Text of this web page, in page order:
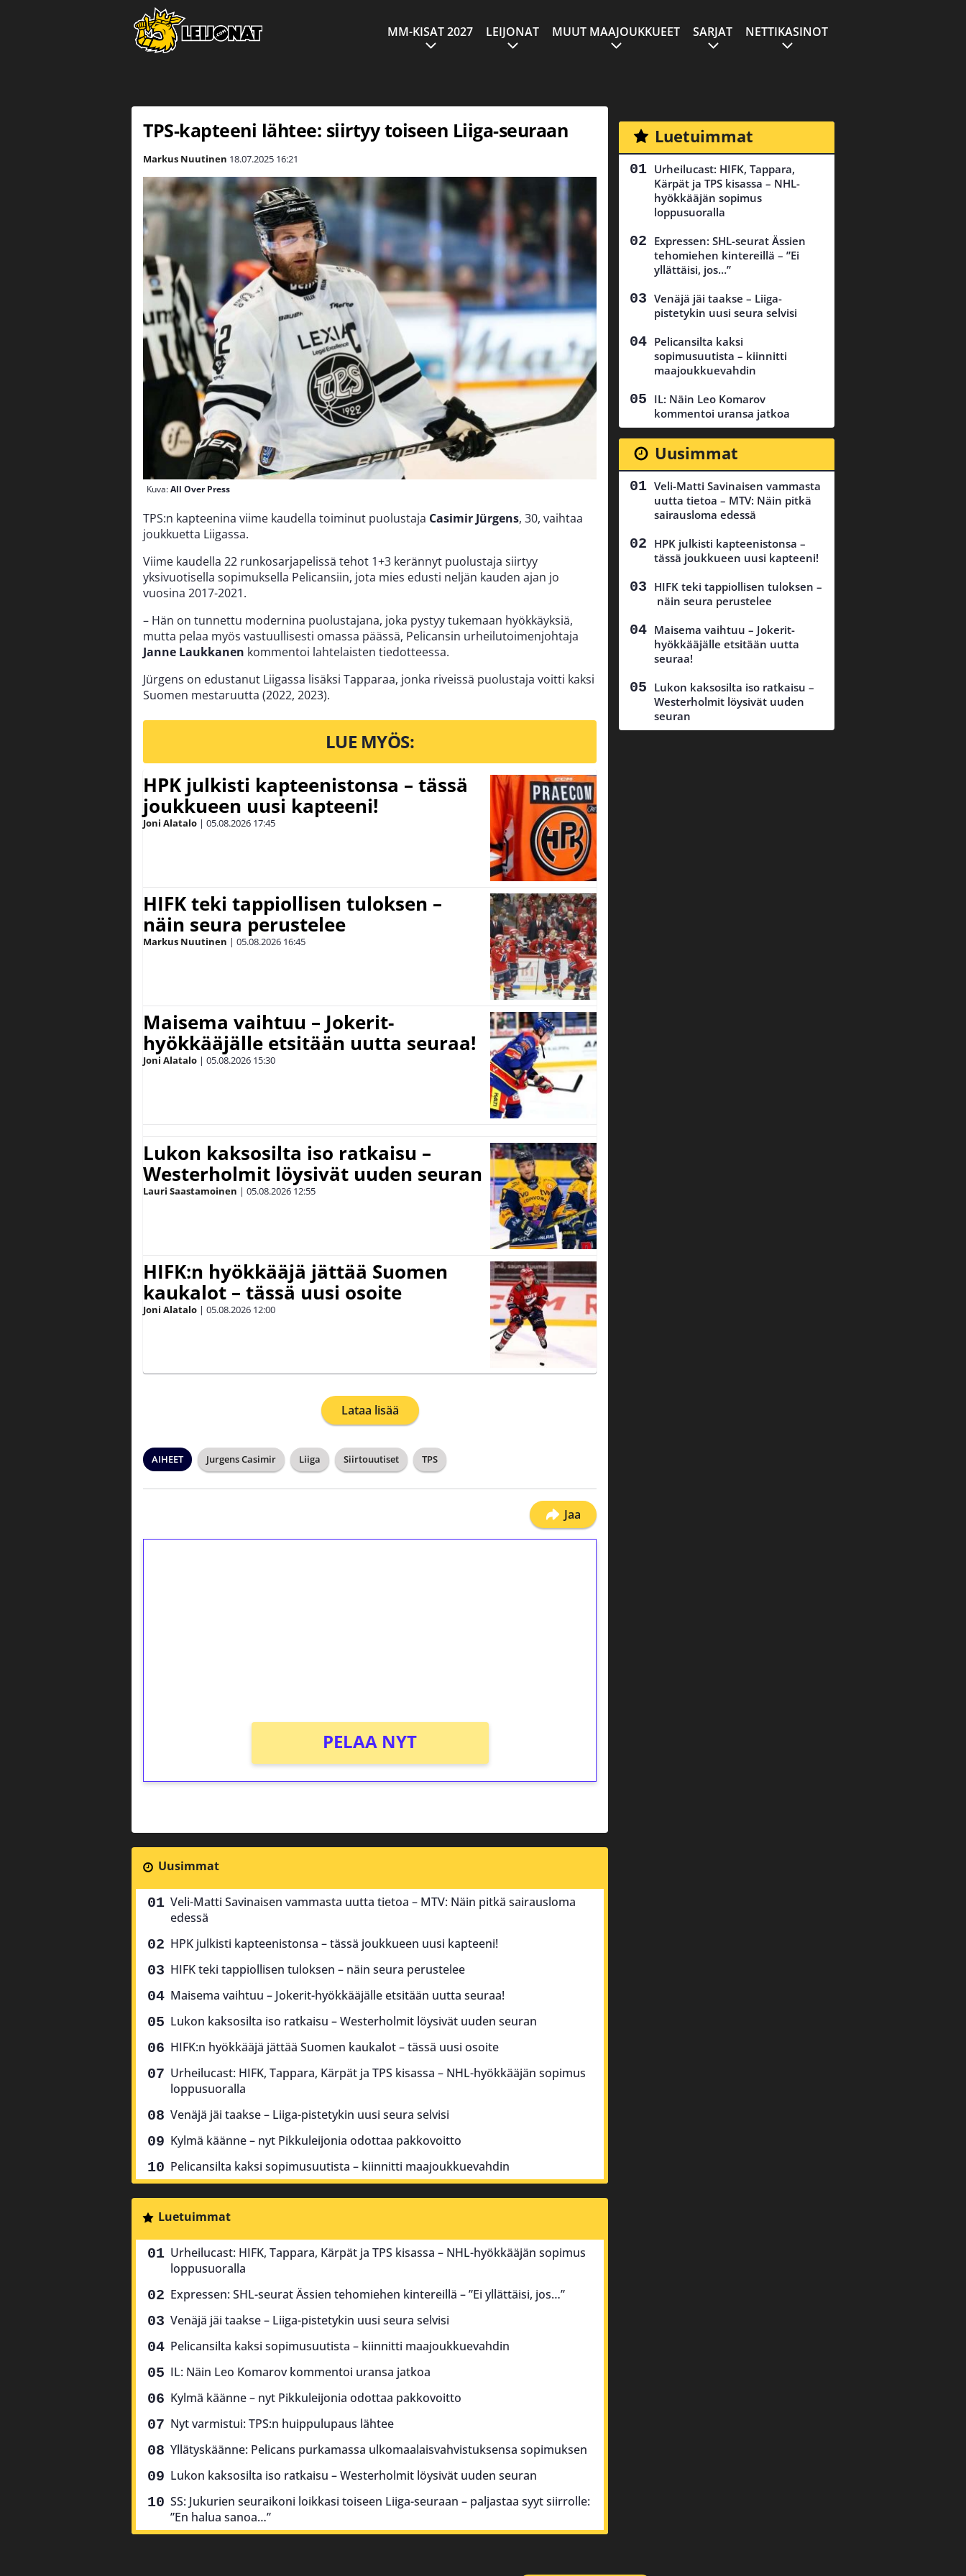
MM-KISAT 2027 LEIJONAT MUUT MAAJOUKKUEET SARJAT NETTIKASINOT
TPS-kapteeni lähtee: siirtyy toiseen Liiga-seuraan
Markus Nuutinen 18.07.2025 16:21
Kuva:All Over Press
TPS:n kapteenina viime kaudella toiminut puolustaja Casimir Jürgens, 30, vaihtaa
joukkuetta Liigassa.
Viime kaudella 22 runkosarjapelissä tehot 1+3 kerännyt puolustaja siirtyy
yksivuotisella sopimuksella Pelicansiin, jota mies edusti neljän kauden ajan jo
vuosina 2017-2021.
– Hän on tunnettu modernina puolustajana, joka pystyy tukemaan hyökkäyksiä,
mutta pelaa myös vastuullisesti omassa päässä, Pelicansin urheilutoimenjohtaja
Janne Laukkanen kommentoi lahtelaisten tiedotteessa.
Jürgens on edustanut Liigassa lisäksi Tapparaa, jonka riveissä puolustaja voitti kaksi
Suomen mestaruutta (2022, 2023).
LUE MYÖS:
HPK julkisti kapteenistonsa – tässä
joukkueen uusi kapteeni!
Joni Alatalo | 05.08.2026 17:45
HIFK teki tappiollisen tuloksen –
näin seura perustelee
Markus Nuutinen | 05.08.2026 16:45
Maisema vaihtuu – Jokerit-
hyökkääjälle etsitään uutta seuraa!
Joni Alatalo | 05.08.2026 15:30
Lukon kaksosilta iso ratkaisu –
Westerholmit löysivät uuden seuran
Lauri Saastamoinen | 05.08.2026 12:55
HIFK:n hyökkääjä jättää Suomen
kaukalot – tässä uusi osoite
Joni Alatalo | 05.08.2026 12:00
Lataa lisää
AIHEET Jurgens Casimir Liiga Siirtouutiset TPS
Jaa
PELAA NYT
Uusimmat
Veli-Matti Savinaisen vammasta uutta tietoa – MTV: Näin pitkä sairausloma
edessä
HPK julkisti kapteenistonsa – tässä joukkueen uusi kapteeni!
HIFK teki tappiollisen tuloksen – näin seura perustelee
Maisema vaihtuu – Jokerit-hyökkääjälle etsitään uutta seuraa!
Lukon kaksosilta iso ratkaisu – Westerholmit löysivät uuden seuran
HIFK:n hyökkääjä jättää Suomen kaukalot – tässä uusi osoite
Urheilucast: HIFK, Tappara, Kärpät ja TPS kisassa – NHL-hyökkääjän sopimus
loppusuoralla
Venäjä jäi taakse – Liiga-pistetykin uusi seura selvisi
Kylmä käänne – nyt Pikkuleijonia odottaa pakkovoitto
Pelicansilta kaksi sopimusuutista – kiinnitti maajoukkuevahdin
Luetuimmat
Urheilucast: HIFK, Tappara, Kärpät ja TPS kisassa – NHL-hyökkääjän sopimus
loppusuoralla
Expressen: SHL-seurat Ässien tehomiehen kintereillä – ”Ei yllättäisi, jos…”
Venäjä jäi taakse – Liiga-pistetykin uusi seura selvisi
Pelicansilta kaksi sopimusuutista – kiinnitti maajoukkuevahdin
IL: Näin Leo Komarov kommentoi uransa jatkoa
Kylmä käänne – nyt Pikkuleijonia odottaa pakkovoitto
Nyt varmistui: TPS:n huippulupaus lähtee
Yllätyskäänne: Pelicans purkamassa ulkomaalaisvahvistuksensa sopimuksen
Lukon kaksosilta iso ratkaisu – Westerholmit löysivät uuden seuran
SS: Jukurien seuraikoni loikkasi toiseen Liiga-seuraan – paljastaa syyt siirrolle:
”En halua sanoa…”
Luetuimmat
Urheilucast: HIFK, Tappara,
Kärpät ja TPS kisassa – NHL-
hyökkääjän sopimus
loppusuoralla
Expressen: SHL-seurat Ässien
tehomiehen kintereillä – ”Ei
yllättäisi, jos…”
Venäjä jäi taakse – Liiga-
pistetykin uusi seura selvisi
Pelicansilta kaksi
sopimusuutista – kiinnitti
maajoukkuevahdin
IL: Näin Leo Komarov
kommentoi uransa jatkoa
Uusimmat
Veli-Matti Savinaisen vammasta
uutta tietoa – MTV: Näin pitkä
sairausloma edessä
HPK julkisti kapteenistonsa –
tässä joukkueen uusi kapteeni!
HIFK teki tappiollisen tuloksen –
näin seura perustelee
Maisema vaihtuu – Jokerit-
hyökkääjälle etsitään uutta
seuraa!
Lukon kaksosilta iso ratkaisu –
Westerholmit löysivät uuden
seuran